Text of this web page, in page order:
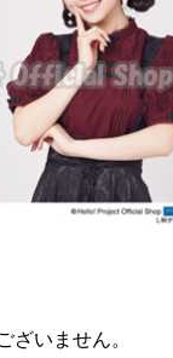
いません。